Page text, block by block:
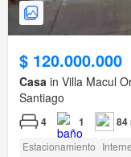
$ 120.000.000
Casa in Villa Macul
Santiago
4 1 84
Estacionamiento